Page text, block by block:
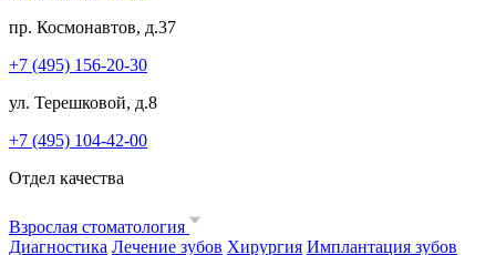
пр. Космонавтов, д.37
+7 (495) 156-20-30
ул. Терешковой, д.8
+7 (495) 104-42-00
Отдел качества
Взрослая стоматология
Диагностика Лечение зубов Хирургия Имплантация зубов